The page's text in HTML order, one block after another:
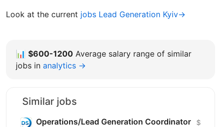
Look at the current jobs Lead Generation Kyiv→
📊 $600-1200 Average salary range of similar
jobs in analytics →
Similar jobs
Operations/Lead Generation Coordinator $